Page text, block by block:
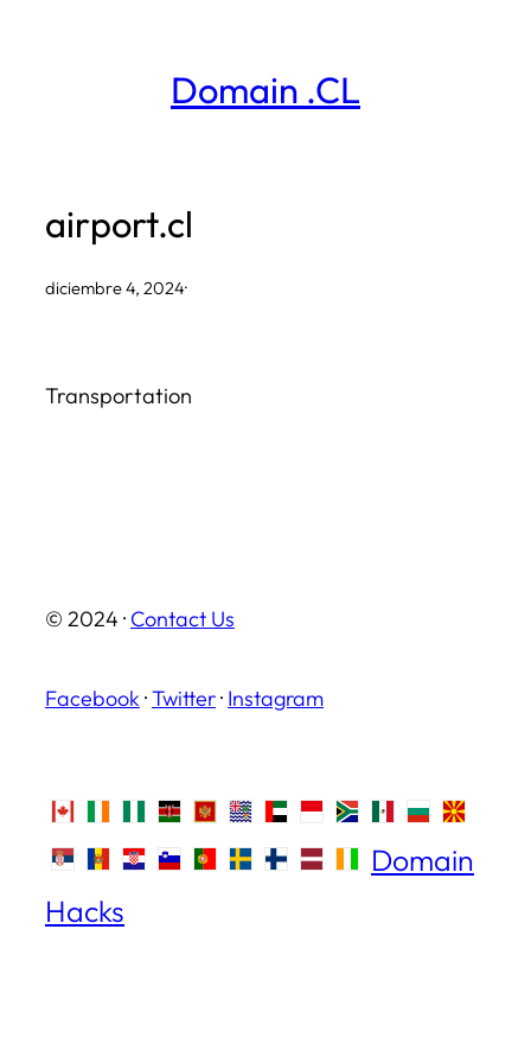
Domain .CL
airport.cl
diciembre 4, 2024·
Transportation
© 2024 · Contact Us
Facebook ·Twitter· Instagram
Domain
Hacks